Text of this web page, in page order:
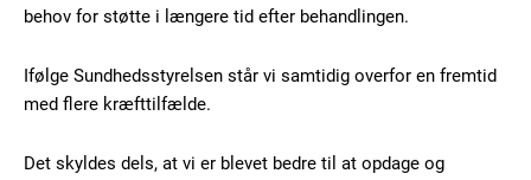
behov for støtte i længere tid efter behandlingen.
Ifølge Sundhedsstyrelsen står vi samtidig overfor en fremtid
med flere kræfttilfælde.
Det skyldes dels, at vi er blevet bedre til at opdage og